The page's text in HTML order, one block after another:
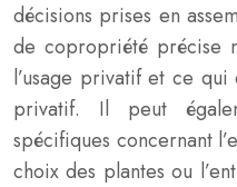
décisions prises en
de copropriété précise
l’usage privatif et ce
privatif. Il peut
spécifiques concernant
choix des plantes ou